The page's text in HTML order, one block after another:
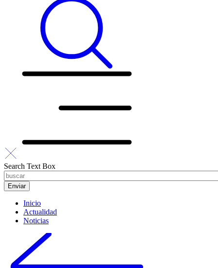
Search Text Box
Inicio
Actualidad
Noticias